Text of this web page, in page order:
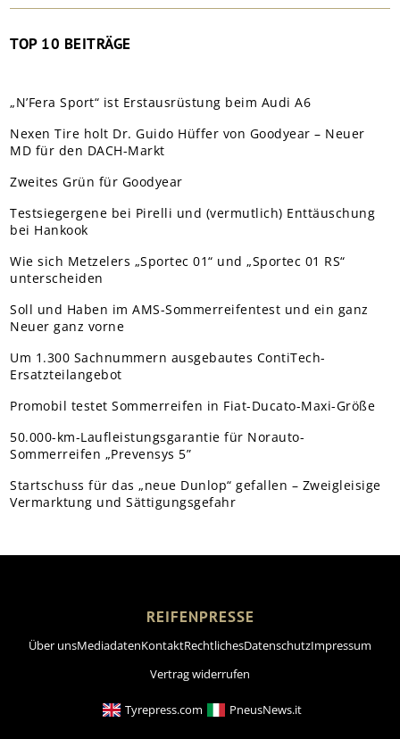
TOP 10 BEITRÄGE
„N’Fera Sport“ ist Erstausrüstung beim Audi A6
Nexen Tire holt Dr. Guido Hüffer von Goodyear – Neuer
MD für den DACH-Markt
Zweites Grün für Goodyear
Testsiegergene bei Pirelli und (vermutlich) Enttäuschung
bei Hankook
Wie sich Metzelers „Sportec 01“ und „Sportec 01 RS“
unterscheiden
Soll und Haben im AMS-Sommerreifentest und ein ganz
Neuer ganz vorne
Um 1.300 Sachnummern ausgebautes ContiTech-
Ersatzteilangebot
Promobil testet Sommerreifen in Fiat-Ducato-Maxi-Größe
50.000-km-Laufleistungsgarantie für Norauto-
Sommerreifen „Prevensys 5”
Startschuss für das „neue Dunlop“ gefallen – Zweigleisige
Vermarktung und Sättigungsgefahr
REIFENPRESSE
Über unsMediadatenKontaktRechtlichesDatenschutzImpressum
Vertrag widerrufen
Tyrepress.com PneusNews.it